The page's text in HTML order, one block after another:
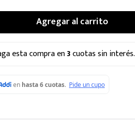
Agregar al carrito
esta compra en3cuotas sin interés.